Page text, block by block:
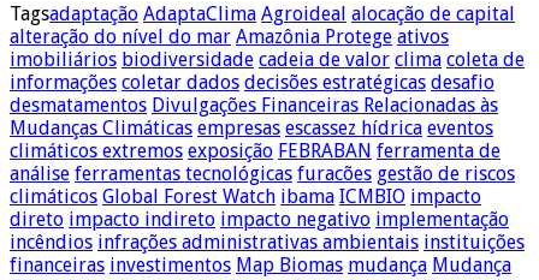
Tagsadaptação AdaptaClima Agroideal alocação de capital
alteração do nível do mar Amazônia Protege ativos
imobiliários biodiversidade cadeia de valor clima coleta de
informações coletar dados decisões estratégicas desafio
desmatamentos Divulgações Financeiras Relacionadas às
Mudanças Climáticas empresas escassez hídrica eventos
climáticos extremos exposição FEBRABAN ferramenta de
análise ferramentas tecnológicas furacões gestão de riscos
climáticos Global Forest Watch ibama ICMBIO impacto
direto impacto indireto impacto negativo implementação
incêndios infrações administrativas ambientais instituições
financeiras investimentos Map Biomas mudança Mudança